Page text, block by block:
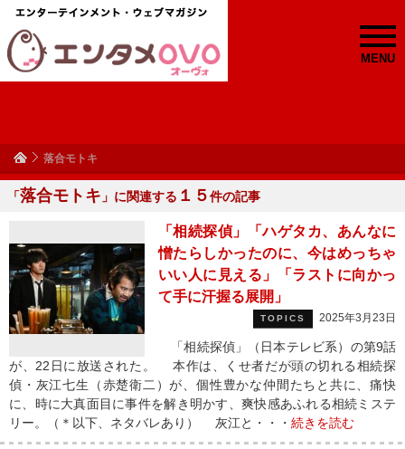
MENU
落合モトキ
「落合モトキ 」に関連する １５件の記事
「相続探偵」「ハゲタカ、あんなに
憎たらしかったのに、今はめっちゃ
いい人に見える」「ラストに向かっ
て手に汗握る展開」
TOPICS 2025年3月23日
「相続探偵」（日本テレビ系）の第9話
が、22日に放送された。 本作は、くせ者だが頭の切れる相続探
偵・灰江七生（赤楚衛二）が、個性豊かな仲間たちと共に、痛快
に、時に大真面目に事件を解き明かす、爽快感あふれる相続ミステ
リー。（＊以下、ネタバレあり） 灰江と・・・ 続きを読む